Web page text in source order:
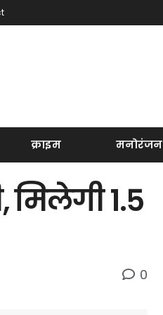
क्राइम मनोरंजन
मिलेगी 1.5
0